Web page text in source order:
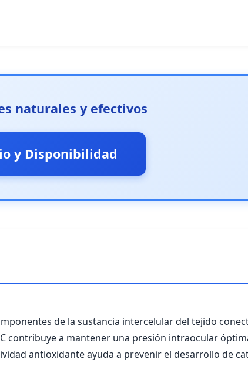
naturales y efectivos
y Disponibilidad
de la sustancia intercelular del tejido
contribuye a mantener una presión intraocular
antioxidante ayuda a prevenir el desarrollo de